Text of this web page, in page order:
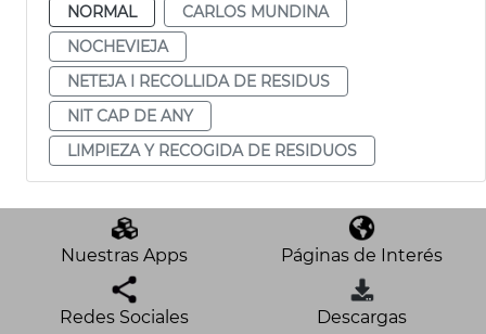
NORMAL
CARLOS MUNDINA
NOCHEVIEJA
NETEJA I RECOLLIDA DE RESIDUS
NIT CAP DE ANY
LIMPIEZA Y RECOGIDA DE RESIDUOS
Nuestras Apps Páginas de Interés
Redes Sociales Descargas